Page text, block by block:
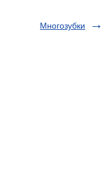
Многозубки